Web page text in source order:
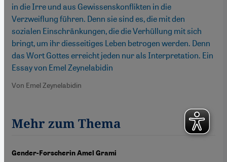
in die Irre und aus Gewissenskonflikten in die
Verzweiflung führen. Denn sie sind es, die mit den
sozialen Einschränkungen, die die Verhüllung mit sich
bringt, um ihr diesseitiges Leben betrogen werden. Denn
das Wort Gottes erreicht jeden nur als Interpretation. Ein
Essay von Emel Zeynelabidin
Von Emel Zeynelabidin
Mehr zum Thema
Gender-Forscherin Amel Grami